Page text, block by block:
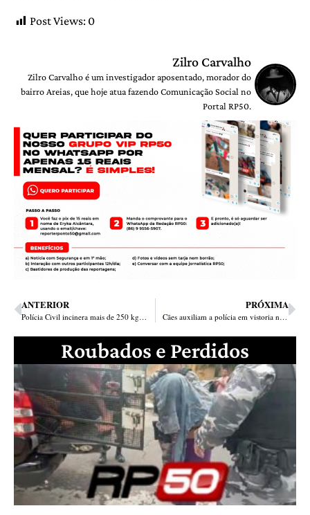
Post Views: 0
Zilro Carvalho
Zilro Carvalho é um investigador aposentado, morador do
bairro Areias, que hoje atua fazendo Comunicação Social no
Portal RP50.
ANTERIOR
Polícia Civil incinera mais de 250 kg de drogas apreendidas no Piauí
PRÓXIMA
Cães auxiliam a polícia em vistoria na penitenciária Irmão Guido
Roubados e Perdidos